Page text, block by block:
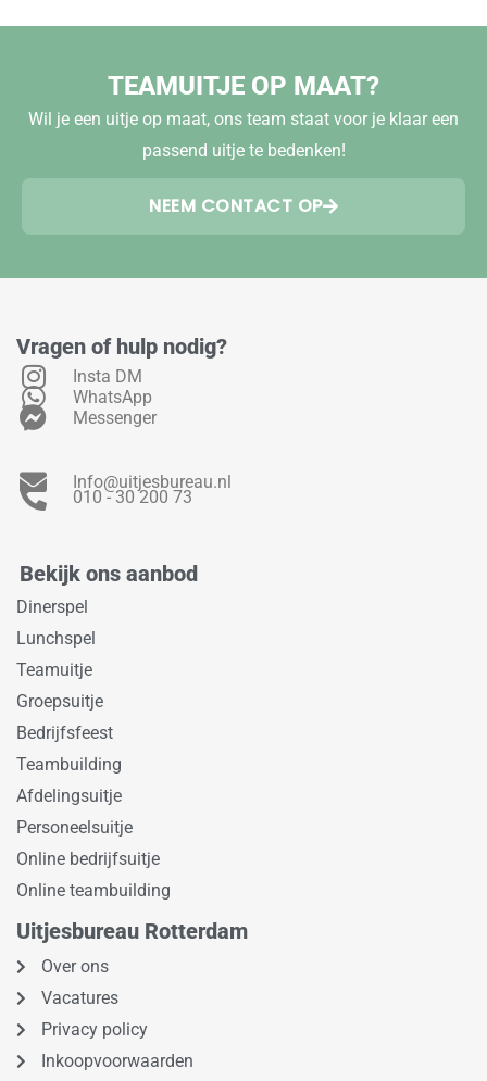
TEAMUITJE OP MAAT?
Wil je een uitje op maat, ons team staat voor je klaar een
passend uitje te bedenken!
NEEM CONTACT OP
Vragen of hulp nodig?
Insta DM
WhatsApp
Messenger
Info@uitjesbureau.nl
010 - 30 200 73
Bekijk ons aanbod
Dinerspel
Lunchspel
Teamuitje
Groepsuitje
Bedrijfsfeest
Teambuilding
Afdelingsuitje
Personeelsuitje
Online bedrijfsuitje
Online teambuilding
Uitjesbureau Rotterdam
Over ons
Vacatures
Privacy policy
Inkoopvoorwaarden